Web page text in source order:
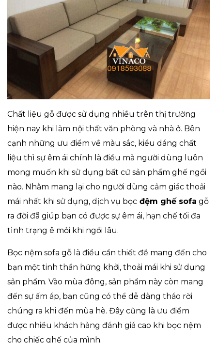
Chất liệu gỗ được sử dụng nhiều trên thị trường
hiện nay khi làm nội thất văn phòng và nhà ở. Bên
cạnh những ưu điểm về màu sắc, kiểu dáng chất
liệu thì sự êm ái chính là điều mà người dùng luôn
mong muốn khi sử dụng bất cứ sản phẩm ghế ngồi
nào. Nhằm mang lại cho người dùng cảm giác thoải
mái nhất khi sử dụng, dịch vụ bọc đệm ghế sofa gỗ
ra đời đã giúp bạn có được sự êm ái, hạn chế tối đa
tình trạng ê mỏi khi ngồi lâu.
Bọc nệm sofa gỗ là điều cần thiết để mang đến cho
bạn một tinh thần hứng khởi, thoải mái khi sử dụng
sản phẩm. Vào mùa đông, sản phẩm này còn mang
đến sự ấm áp, bạn cũng có thể dễ dàng tháo rời
chúng ra khi đến mùa hè. Đây cũng là ưu điểm
được nhiều khách hàng đánh giá cao khi bọc nệm
cho chiếc ghế của mình.